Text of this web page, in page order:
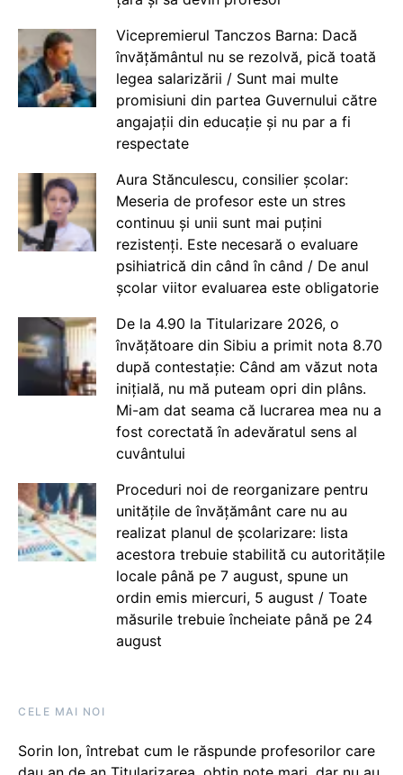
Vicepremierul Tanczos Barna: Dacă
învățământul nu se rezolvă, pică toată
legea salarizării / Sunt mai multe
promisiuni din partea Guvernului către
angajații din educație și nu par a fi
respectate
Aura Stănculescu, consilier școlar:
Meseria de profesor este un stres
continuu și unii sunt mai puțini
rezistenți. Este necesară o evaluare
psihiatrică din când în când / De anul
școlar viitor evaluarea este obligatorie
De la 4.90 la Titularizare 2026, o
învățătoare din Sibiu a primit nota 8.70
după contestație: Când am văzut nota
inițială, nu mă puteam opri din plâns.
Mi-am dat seama că lucrarea mea nu a
fost corectată în adevăratul sens al
cuvântului
Proceduri noi de reorganizare pentru
unitățile de învățământ care nu au
realizat planul de școlarizare: lista
acestora trebuie stabilită cu autoritățile
locale până pe 7 august, spune un
ordin emis miercuri, 5 august / Toate
măsurile trebuie încheiate până pe 24
august
CELE MAI NOI
Sorin Ion, întrebat cum le răspunde profesorilor care